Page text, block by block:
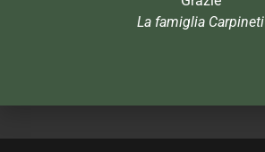
La famiglia Carpineti